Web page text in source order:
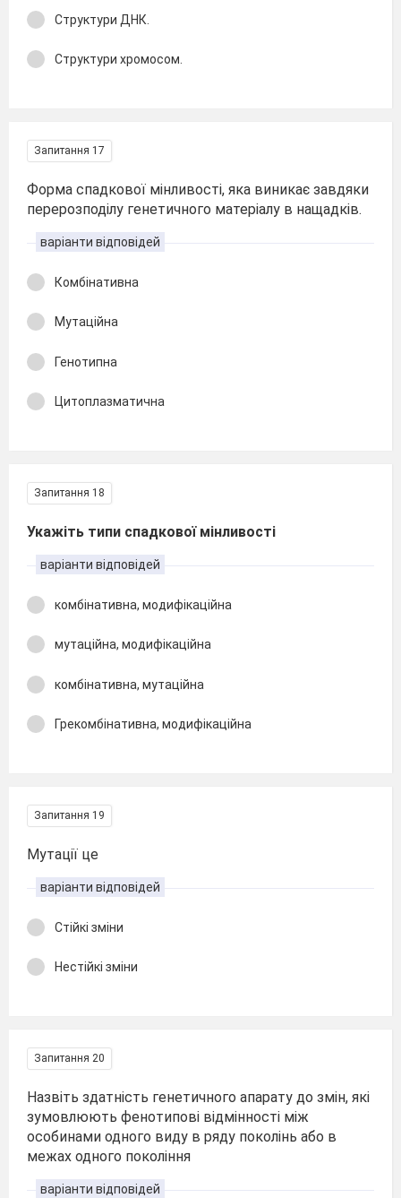
Структури ДНК.
Структури хромосом.
Запитання 17
Форма спадкової мінливості, яка виникає завдяки
перерозподілу генетичного матеріалу в нащадків.
варіанти відповідей
Комбінативна
Мутаційна
Генотипна
Цитоплазматична
Запитання 18
Укажіть типи спадкової мінливості
варіанти відповідей
комбінативна, модифікаційна
мутаційна, модифікаційна
комбінативна, мутаційна
Грекомбінативна, модифікаційна
Запитання 19
Мутації це
варіанти відповідей
Стійкі зміни
Нестійкі зміни
Запитання 20
Назвіть здатність генетичного апарату до змін, які
зумовлюють фенотипові відмінності між
особинами одного виду в ряду поколінь або в
межах одного покоління
варіанти відповідей